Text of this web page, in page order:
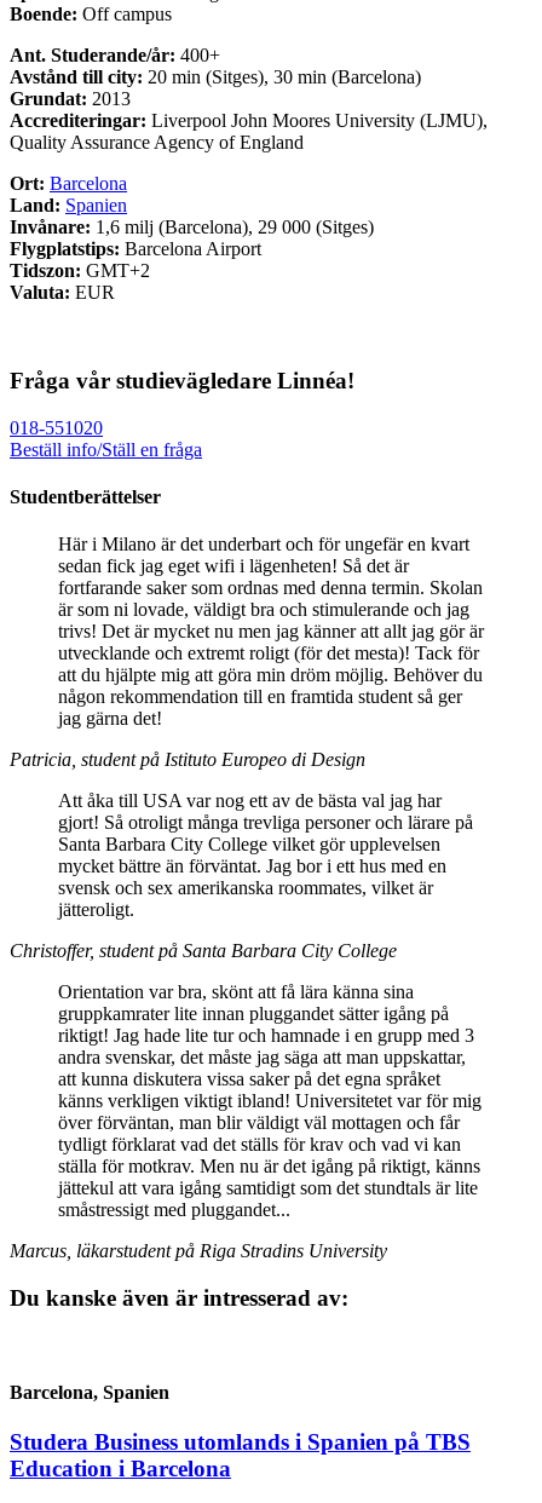
Boende: Off campus
Ant. Studerande/år: 400+
Avstånd till city: 20 min (Sitges), 30 min (Barcelona)
Grundat: 2013
Accrediteringar: Liverpool John Moores University (LJMU),
Quality Assurance Agency of England
Ort: Barcelona
Land: Spanien
Invånare: 1,6 milj (Barcelona), 29 000 (Sitges)
Flygplatstips: Barcelona Airport
Tidszon: GMT+2
Valuta: EUR
Fråga vår studievägledare Linnéa!
018-551020
Beställ info/Ställ en fråga
Studentberättelser
Här i Milano är det underbart och för ungefär en kvart
sedan fick jag eget wifi i lägenheten! Så det är
fortfarande saker som ordnas med denna termin. Skolan
är som ni lovade, väldigt bra och stimulerande och jag
trivs! Det är mycket nu men jag känner att allt jag gör är
utvecklande och extremt roligt (för det mesta)! Tack för
att du hjälpte mig att göra min dröm möjlig. Behöver du
någon rekommendation till en framtida student så ger
jag gärna det!
Patricia, student på Istituto Europeo di Design
Att åka till USA var nog ett av de bästa val jag har
gjort! Så otroligt många trevliga personer och lärare på
Santa Barbara City College vilket gör upplevelsen
mycket bättre än förväntat. Jag bor i ett hus med en
svensk och sex amerikanska roommates, vilket är
jätteroligt.
Christoffer, student på Santa Barbara City College
Orientation var bra, skönt att få lära känna sina
gruppkamrater lite innan pluggandet sätter igång på
riktigt! Jag hade lite tur och hamnade i en grupp med 3
andra svenskar, det måste jag säga att man uppskattar,
att kunna diskutera vissa saker på det egna språket
känns verkligen viktigt ibland! Universitetet var för mig
över förväntan, man blir väldigt väl mottagen och får
tydligt förklarat vad det ställs för krav och vad vi kan
ställa för motkrav. Men nu är det igång på riktigt, känns
jättekul att vara igång samtidigt som det stundtals är lite
småstressigt med pluggandet...
Marcus, läkarstudent på Riga Stradins University
Du kanske även är intresserad av:
Barcelona, Spanien
Studera Business utomlands i Spanien på TBS
Education i Barcelona